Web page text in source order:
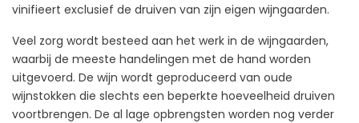
vinifieert exclusief de druiven van zijn eigen wijngaarden.
Veel zorg wordt besteed aan het werk in de wijngaarden,
waarbij de meeste handelingen met de hand worden
uitgevoerd. De wijn wordt geproduceerd van oude
wijnstokken die slechts een beperkte hoeveelheid druiven
voortbrengen. De al lage opbrengsten worden nog verder